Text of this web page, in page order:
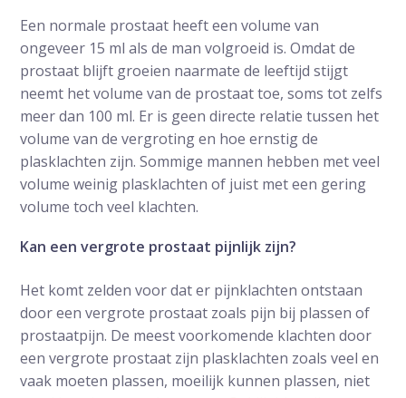
Een normale prostaat heeft een volume van
ongeveer 15 ml als de man volgroeid is. Omdat de
prostaat blijft groeien naarmate de leeftijd stijgt
neemt het volume van de prostaat toe, soms tot zelfs
meer dan 100 ml. Er is geen directe relatie tussen het
volume van de vergroting en hoe ernstig de
plasklachten zijn. Sommige mannen hebben met veel
volume weinig plasklachten of juist met een gering
volume toch veel klachten.
Kan een vergrote prostaat pijnlijk zijn?
Het komt zelden voor dat er pijnklachten ontstaan
door een vergrote prostaat zoals pijn bij plassen of
prostaatpijn. De meest voorkomende klachten door
een vergrote prostaat zijn plasklachten zoals veel en
vaak moeten plassen, moeilijk kunnen plassen, niet